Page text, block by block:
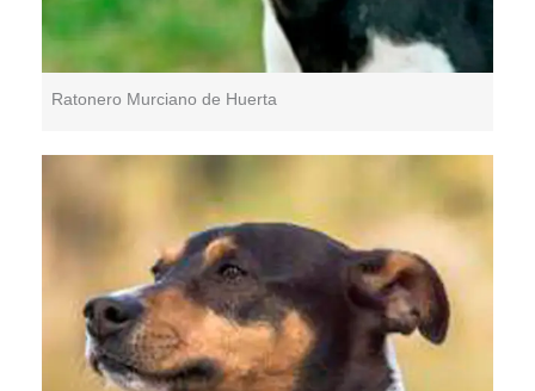
Ratonero Murciano de Huerta